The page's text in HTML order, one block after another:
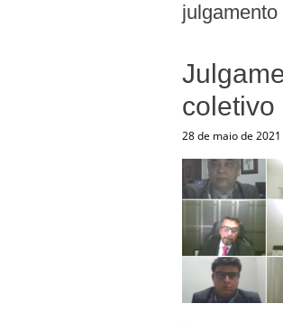
julgamento
coletivo
28 de maio de 2021